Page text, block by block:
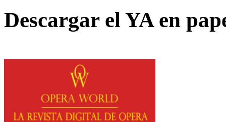
Descargar el YA en